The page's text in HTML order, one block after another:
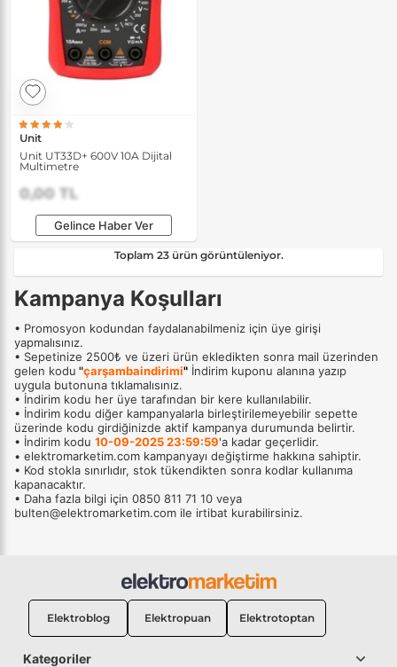
Unit
Unit UT33D+ 600V 10A Dijital
Multimetre
0,00 TL
Gelince Haber Ver
Toplam 23 ürün görüntüleniyor.
Kampanya Koşulları
• Promosyon kodundan faydalanabilmeniz için üye girişi
yapmalısınız.
• Sepetinize 2500₺ ve üzeri ürün ekledikten sonra mail üzerinden
gelen kodu "çarşambaindirimi" İndirim kuponu alanına yazıp
uygula butonuna tıklamalısınız.
• İndirim kodu her üye tarafından bir kere kullanılabilir.
• İndirim kodu diğer kampanyalarla birleştirilemeyebilir sepette
üzerinde kodu girdiğinizde aktif kampanya durumunda belirtir.
• İndirim kodu 10-09-2025 23:59:59'a kadar geçerlidir.
• elektromarketim.com kampanyayı değiştirme hakkına sahiptir.
• Kod stokla sınırlıdır, stok tükendikten sonra kodlar kullanıma
kapanacaktır.
• Daha fazla bilgi için 0850 811 71 10 veya
bulten@elektromarketim.com ile irtibat kurabilirsiniz.
Elektroblog Elektropuan Elektrotoptan
Kategoriler